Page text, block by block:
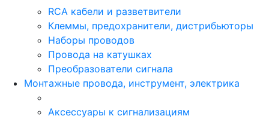
RCA кабели и разветвители
Клеммы, предохранители, дистрибьюторы
Наборы проводов
Провода на катушках
Преобразователи сигнала
Монтажные провода, инструмент, электрика
Аксессуары к сигнализациям